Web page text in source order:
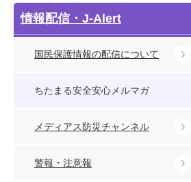
情報配信・J-Alert
国民保護情報の配信について
ちたまる安全安心メルマガ
メディアス防災チャンネル
警報・注意報